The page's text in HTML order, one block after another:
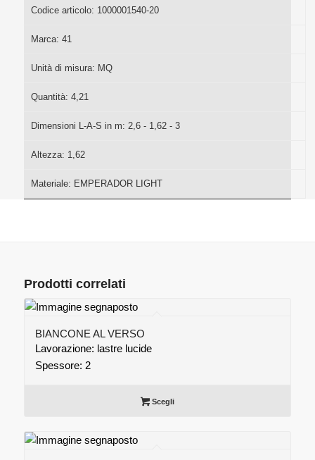
Codice articolo: 1000001540-20
Marca: 41
Unità di misura: MQ
Quantità: 4,21
Dimensioni L-A-S in m: 2,6 - 1,62 - 3
Altezza: 1,62
Materiale: EMPERADOR LIGHT
Prodotti correlati
BIANCONE AL VERSO
Lavorazione: lastre lucide
Spessore: 2
Scegli